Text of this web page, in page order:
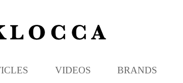
VIDEOS BRANDS